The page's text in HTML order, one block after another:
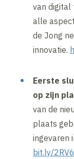
van digital
alle
de Jong
innovatie.
Eerste
op zijn
van de
plaats
ingevaren
bit.ly/